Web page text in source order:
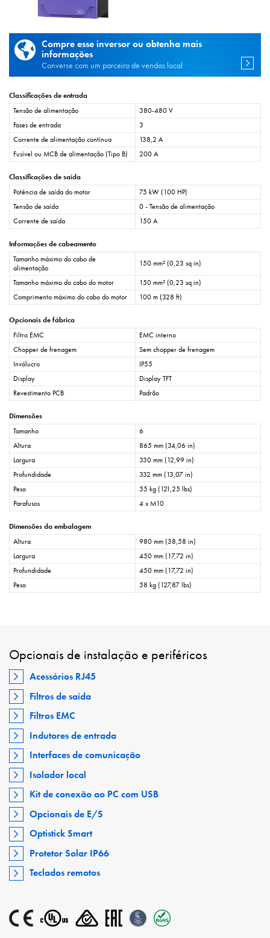
Compre esse inversor ou obtenha mais
informações
Converse com um parceiro de vendas local
Classificações de entrada
Tensão de alimentação
380-480 V
Fases de entrada
3
Corrente de alimentação contínua
138,2 A
Fusível ou MCB de alimentação (Tipo B)
200 A
Classificações de saída
Potência de saída do motor
75 kW (100 HP)
Tensão de saída
0 - Tensão de alimentação
Corrente de saída
150 A
Informações de cabeamento
Tamanho máximo do cabo de
alimentação
150 mm² (0,23 sq in)
Tamanho máximo do cabo do motor
150 mm² (0,23 sq in)
Comprimento máximo do cabo do motor
100 m (328 ft)
Opcionais de fábrica
Filtro EMC
EMC interno
Chopper de frenagem
Sem chopper de frenagem
Invólucro
IP55
Display
Display TFT
Revestimento PCB
Padrão
Dimensões
Tamanho
6
Altura
865 mm (34,06 in)
Largura
330 mm (12,99 in)
Profundidade
332 mm (13,07 in)
Peso
55 kg (121,25 lbs)
Parafusos
4 x M10
Dimensões da embalagem
Altura
980 mm (38,58 in)
Largura
450 mm (17,72 in)
Profundidade
450 mm (17,72 in)
Peso
58 kg (127,87 lbs)
Opcionais de instalação e periféricos
Acessórios RJ45
Filtros de saída
Filtros EMC
Indutores de entrada
Interfaces de comunicação
Isolador local
Kit de conexão ao PC com USB
Opcionais de E/S
Optistick Smart
Protetor Solar IP66
Teclados remotos